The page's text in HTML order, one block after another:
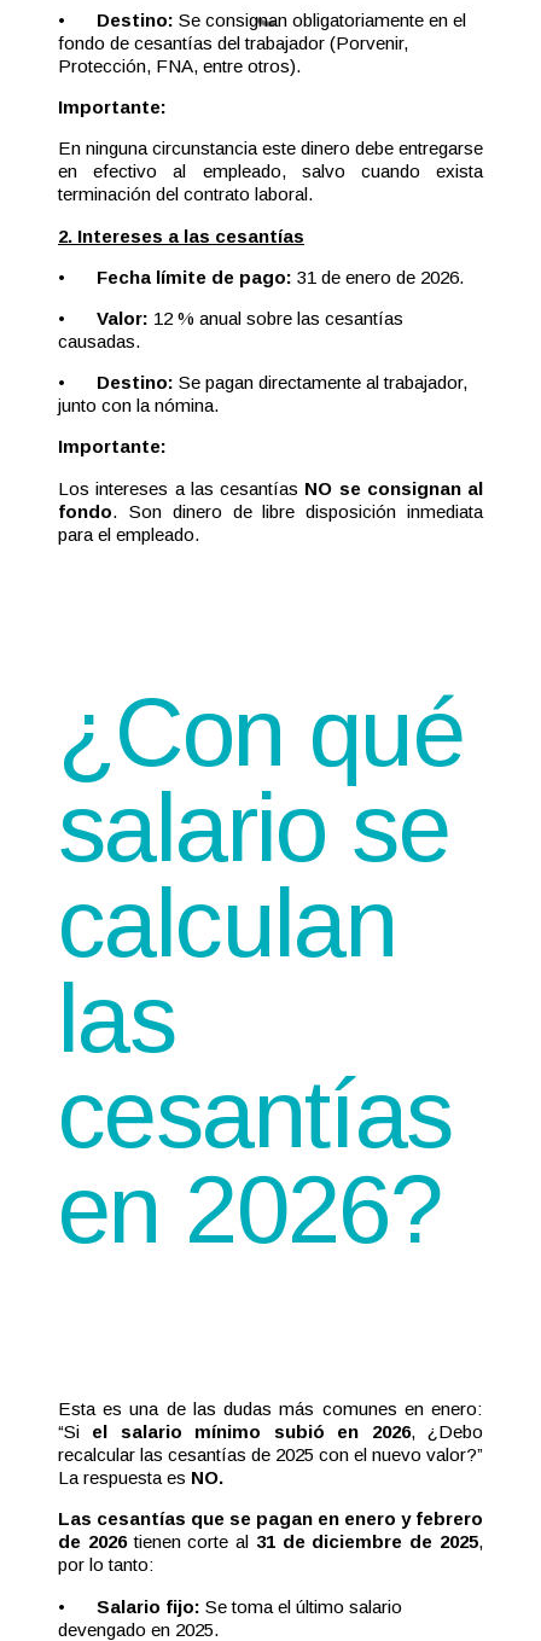
• Destino: Se consignan obligatoriamente en el
fondo de cesantías del trabajador (Porvenir,
Protección, FNA, entre otros).
Importante:
En ninguna circunstancia este dinero debe entregarse
en efectivo al empleado, salvo cuando exista
terminación del contrato laboral.
2. Intereses a las cesantías
• Fecha límite de pago: 31 de enero de 2026.
• Valor: 12 % anual sobre las cesantías
causadas.
• Destino: Se pagan directamente al trabajador,
junto con la nómina.
Importante:
Los intereses a las cesantías NO se consignan al
fondo. Son dinero de libre disposición inmediata
para el empleado.
¿Con qué
salario se
calculan
las
cesantías
en 2026?
Esta es una de las dudas más comunes en enero:
“Si el salario mínimo subió en 2026, ¿Debo
recalcular las cesantías de 2025 con el nuevo valor?”
La respuesta es NO.
Las cesantías que se pagan en enero y febrero
de 2026tienen corte al 31 de diciembre de 2025,
por lo tanto:
• Salario fijo: Se toma el último salario
devengado en 2025.